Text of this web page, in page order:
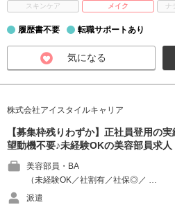
スキンケア
メイク ナ
履歴書不要 転職サポートあり
気になる
株式会社アイスタイルキャリア
【募集枠残りわずか】正社員登用の
望動機不要♪未経験OKの美容部員求人
美容部員・BA
（未経験OK／社割有／社保◎／ …
派遣